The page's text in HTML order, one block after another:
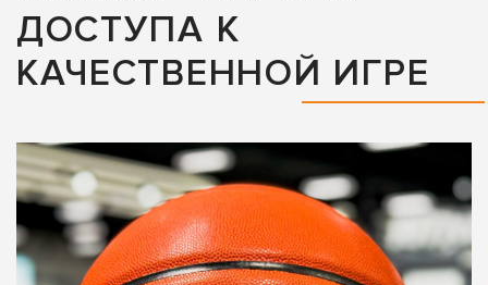
ДОСТУПА К
КАЧЕСТВЕННОЙ ИГРЕ